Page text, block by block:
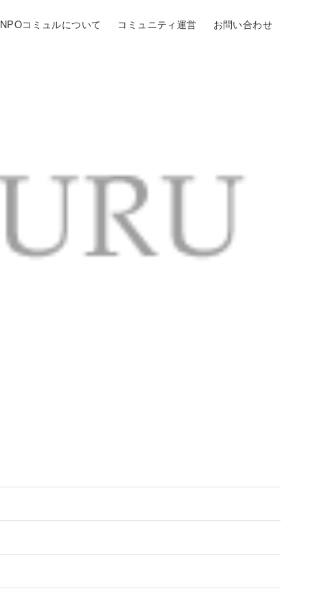
NPOコミュルについて コミュニティ運営 お問い合わせ